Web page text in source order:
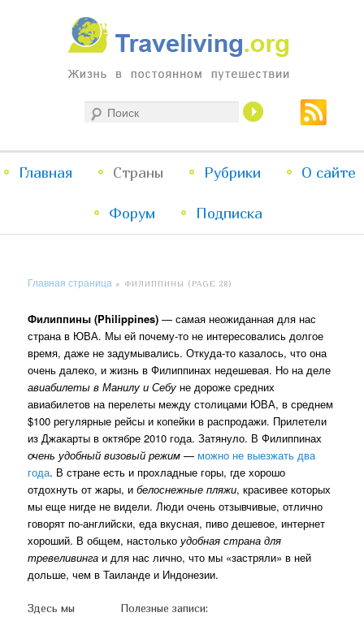
Traveliving
Жизнь в постоянном путешествии
меню
Перейти
к
Перейти
к
Главная Страны Рубрики О сайте
Форум Подписка
Главная страница » ФИЛИППИНЫ (PAGE 28)
Филиппины (Philippines) — самая неожиданная для нас
страна в ЮВА. Мы ей почему-то не интересовались долгое
время, даже не задумывались. Откуда-то казалось, что она
очень далеко, и жизнь в Филиппинах недешевая. Но на деле
авиабилеты в Манилу и Себу не дороже средних
авиабилетов на перелеты между столицами ЮВА, в среднем
$100 регулярные рейсы и копейки в распродажи. Прилетели
из Джакарты в октябре 2010 года. Затянуло. В Филиппинах
очень удобный визовый режим — можно не выезжать два
года. В стране есть и прохладные горы, где хорошо
отдохнуть от жары, ибелоснежные пляжи, красивее которых
мы еще нигде не видели. Люди очень отзывчивые, отлично
говорят по-английски, еда вкусная, пиво дешевое, интернет
хороший. В общем, настолькоудобная страна для
тревеливинга и для нас лично, что мы «застряли» в ней
дольше, чем в Таиланде и Индонезии.
Здесь мы
Полезные записи: